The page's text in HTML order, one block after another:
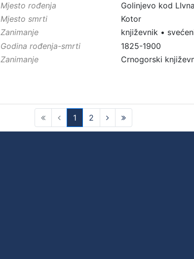
Mjesto rođenja
Golinjevo kod LIvna
Mjesto smrti
Kotor
Zanimanje
književnik •
Godina rođenja-smrti
1825-1900
Zanimanje
Crnogorski
1
(current)
2